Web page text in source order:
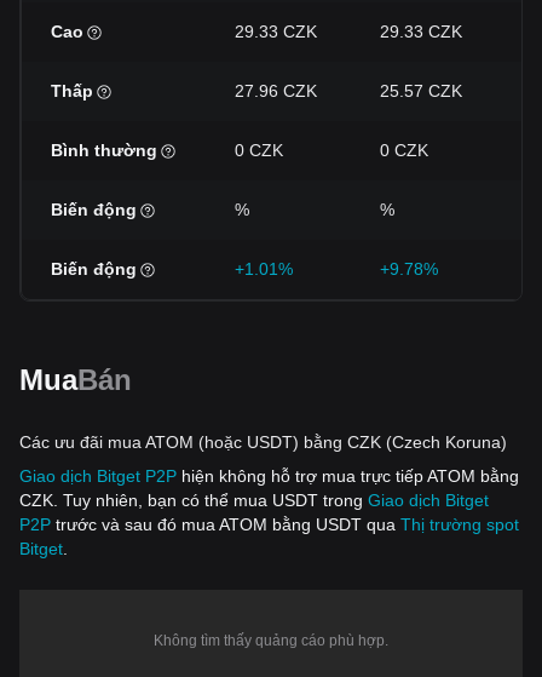
Cao 29.33 CZK 29.33 CZK
Thấp 27.96 CZK 25.57 CZK
Bình thường 0 CZK 0 CZK
Biến động % %
Biến động +1.01% +9.78%
MuaBán
Các ưu đãi mua ATOM (hoặc USDT) bằng CZK (Czech Koruna)
Giao dịch Bitget P2P hiện không hỗ trợ mua trực tiếp ATOM bằng
CZK. Tuy nhiên, bạn có thể mua USDT trong Giao dịch Bitget
P2P trước và sau đó mua ATOM bằng USDT qua Thị trường spot
Bitget
Không tìm thấy quảng cáo phù hợp.